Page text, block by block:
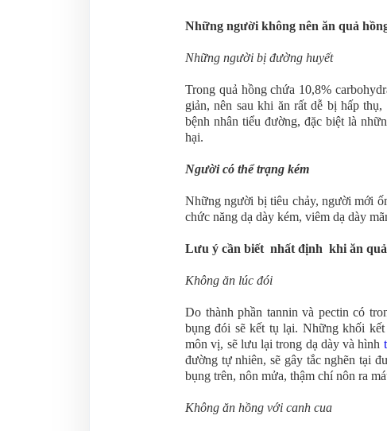
Những người không nên ăn quả
Những người bị đường huyết
Trong quả hồng chứa 10,8%
giản, nên sau khi ăn rất dễ bị hấp
bệnh nhân tiểu đường, đặc biệt là
hại.
Người có thể trạng kém
Những người bị tiêu chảy, người mới
chức năng dạ dày kém, viêm dạ dày
Lưu ý cần biết nhất định khi ăn
Không ăn lúc đói
Do thành phần tannin và pectin có
bụng đói sẽ kết tụ lại. Những khối
môn vị, sẽ lưu lại trong dạ dày và hình
đường tự nhiên, sẽ gây tắc nghẽn tại
bụng trên, nôn mửa, thậm chí nôn ra
Không ăn hồng với canh cua